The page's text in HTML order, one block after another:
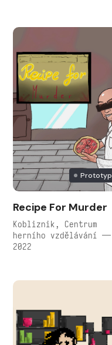
Prototyp
Recipe For Murder
Kobliznik, Centrum
herního vzdělávání —
2022